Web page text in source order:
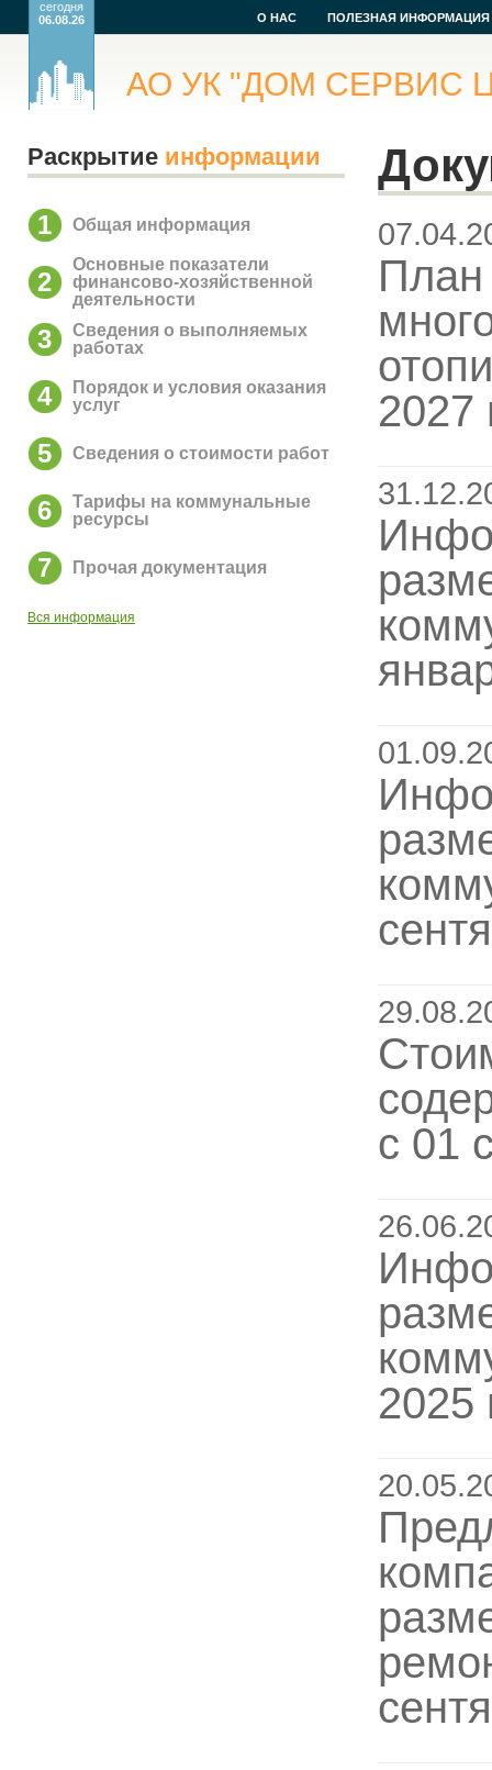
АО УК "ДОМ СЕРВИС
сегодня
06.08.26
О НАС ПОЛЕЗНАЯ ИНФОРМАЦИЯ
Раскрытие информации
1 Общая информация
2
Основные показатели
финансово-хозяйственной
деятельности
3
Сведения о выполняемых
работах
4
Порядок и условия оказания
услуг
5 Сведения о стоимости работ
6
Тарифы на коммунальные
ресурсы
7 Прочая документация
Вся информация
План
2027
с 01
2025